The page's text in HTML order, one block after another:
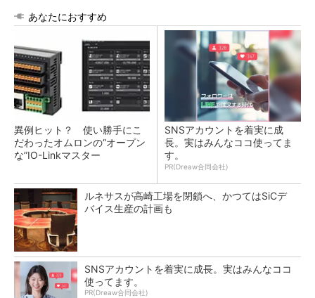
あなたにおすすめ
異例ヒット？ 使い勝手にこ
だわったオムロンの“オープン
な”IO-Linkマスター
SNSアカウントを着実に成
長。実はみんなココ使ってま
す。
PR(Dreaw合同会社)
ルネサスが高崎工場を閉鎖へ、かつてはSiCデ
バイス生産の計画も
SNSアカウントを着実に成長。実はみんなココ
使ってます。
PR(Dreaw合同会社)